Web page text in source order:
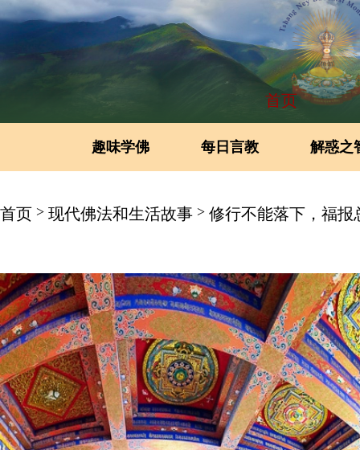
首页
趣味学佛 每日言教 解惑之
首页 > 现代佛法和生活故事 > 修行不能落下，福报